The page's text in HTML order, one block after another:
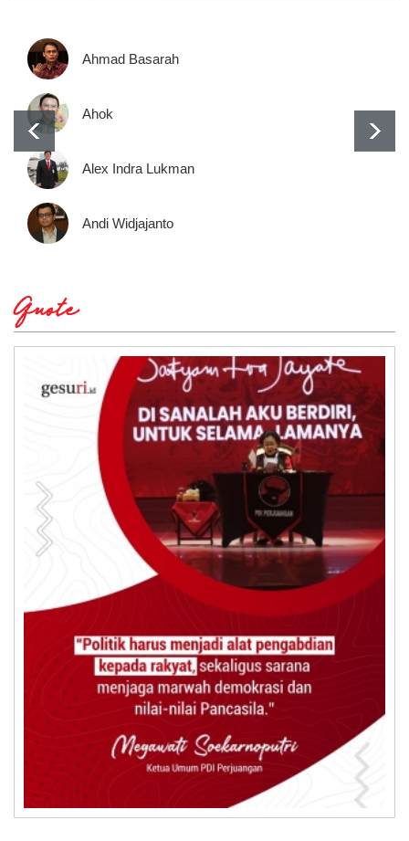
Ahmad Basarah
Ahok
Alex Indra Lukman
Andi Widjajanto
Quote